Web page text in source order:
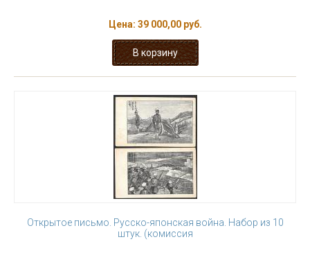
Цена: 39 000,00 руб.
Открытое письмо. Русско-японская война. Набор из 10
штук. (комиссия